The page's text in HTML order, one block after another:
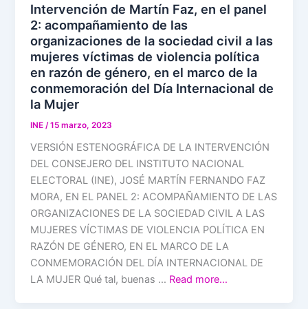
Intervención de Martín Faz, en el panel
2: acompañamiento de las
organizaciones de la sociedad civil a las
mujeres víctimas de violencia política
en razón de género, en el marco de la
conmemoración del Día Internacional de
la Mujer
INE /15 marzo, 2023
VERSIÓN ESTENOGRÁFICA DE LA INTERVENCIÓN
DEL CONSEJERO DEL INSTITUTO NACIONAL
ELECTORAL (INE), JOSÉ MARTÍN FERNANDO FAZ
MORA, EN EL PANEL 2: ACOMPAÑAMIENTO DE LAS
ORGANIZACIONES DE LA SOCIEDAD CIVIL A LAS
MUJERES VÍCTIMAS DE VIOLENCIA POLÍTICA EN
RAZÓN DE GÉNERO, EN EL MARCO DE LA
CONMEMORACIÓN DEL DÍA INTERNACIONAL DE
LA MUJER Qué tal, buenas … Read more…